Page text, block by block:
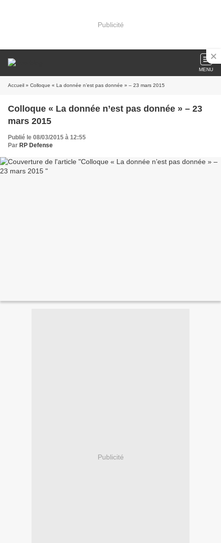
Publicité
MENU
Accueil » Colloque « La donnée n’est pas donnée » – 23 mars 2015
Colloque « La donnée n’est pas donnée » – 23
mars 2015
Publié le 08/03/2015 à 12:55
Par RP Defense
Publicité